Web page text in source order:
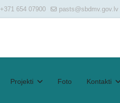
+371 654 07900 pasts@sbdmv.gov.lv
Projekti Foto Kontakti